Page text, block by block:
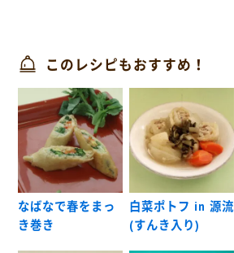
このレシピもおすすめ！
なばなで春をまっ
き巻き
白菜ポトフ in 源流
(すんき入り)